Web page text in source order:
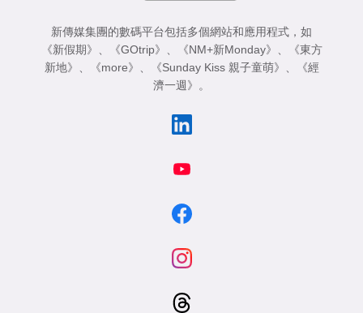
新傳媒集團的數碼平台包括多個網站和應用程式，如
《新假期》
《GOtrip》 《NM+新Monday》
《東方
新地》
《more》 《Sunday Kiss 親子童萌》
《經
濟一週》
。